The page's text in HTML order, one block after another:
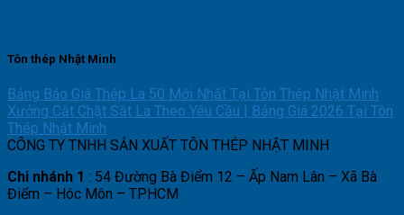
Tôn thép Nhật Minh
Bảng Báo Giá Thép La 50 Mới Nhất Tại Tôn Thép Nhật Minh
Xưởng Cắt Chặt Sắt La Theo Yêu Cầu | Bảng Giá 2026 Tại Tôn
Thép Nhật Minh
CÔNG TY TNHH SẢN XUẤT TÔN THÉP NHẬT MINH
Chi nhánh 1 : 54 Đường Bà Điểm 12 – Ấp Nam Lân – Xã Bà
Điểm – Hóc Môn – TPHCM